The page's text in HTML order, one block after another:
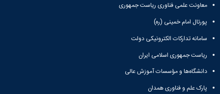
معاونت علمی فناوری ریاست جمهوری
پورتال امام خمینی (ره)
سامانه تدارکات الکترونیکی دولت
ریاست جمهوری اسلامی ایران
دانشگاه‌ها و مؤسسات آموزش عالی
پارک علم و فناوری همدان